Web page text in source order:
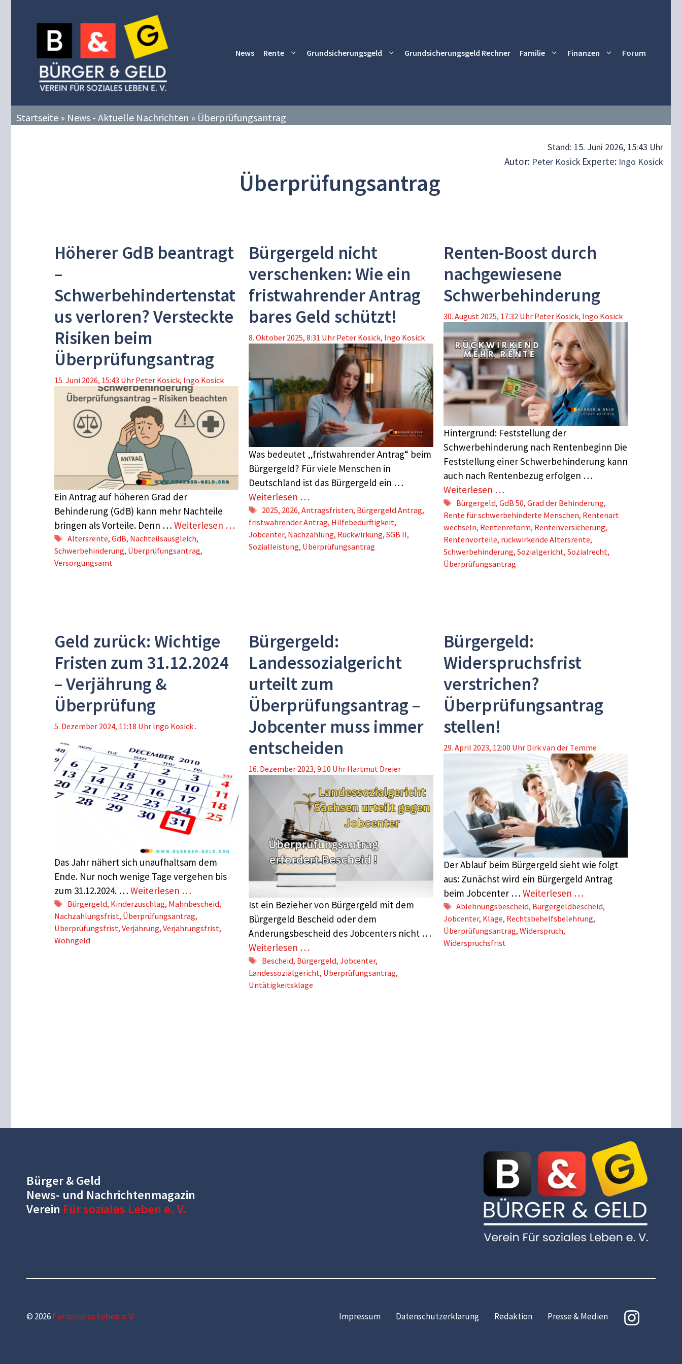
News Rente Grundsicherungsgeld Grundsicherungsgeld Rechner Familie Finanzen Forum
Startseite » News - Aktuelle Nachrichten » Überprüfungsantrag
Stand: 15. Juni 2026, 15:43 Uhr
Autor: Peter Kosick Experte: Ingo Kosick
Überprüfungsantrag
Höherer GdB beantragt
–
Schwerbehindertenstat
us verloren? Versteckte
Risiken beim
Überprüfungsantrag
15. Juni 2026, 15:43 Uhr Peter Kosick, Ingo Kosick
Ein Antrag auf höheren Grad der
Behinderung (GdB) kann mehr Nachteile
bringen als Vorteile. Denn … Weiterlesen …
Schlagwörter
Altersrente, GdB, Nachteilsausgleich,
Schwerbehinderung, Überprüfungsantrag,
Versorgungsamt
Bürgergeld nicht
verschenken: Wie ein
fristwahrender Antrag
bares Geld schützt!
8. Oktober 2025, 8:31 Uhr Peter Kosick, Ingo Kosick
Was bedeutet „fristwahrender Antrag“ beim
Bürgergeld? Für viele Menschen in
Deutschland ist das Bürgergeld ein …
Weiterlesen …
Schlagwörter
2025, 2026,Antragsfristen, Bürgergeld Antrag,
fristwahrender Antrag, Hilfebedürftigkeit,
Jobcenter, Nachzahlung, Rückwirkung,SGB II,
Sozialleistung, Überprüfungsantrag
Renten-Boost durch
nachgewiesene
Schwerbehinderung
30. August 2025, 17:32 Uhr Peter Kosick, Ingo Kosick
Hintergrund: Feststellung der
Schwerbehinderung nach Rentenbeginn Die
Feststellung einer Schwerbehinderung kann
auch nach Rentenbezug erfolgen …
Weiterlesen …
Schlagwörter
Bürgergeld,GdB 50,Grad der Behinderung,
Rente für schwerbehinderte Menschen, Rentenart
wechseln, Rentenreform, Rentenversicherung,
Rentenvorteile, rückwirkende Altersrente,
Schwerbehinderung, Sozialgericht, Sozialrecht,
Überprüfungsantrag
Geld zurück: Wichtige
Fristen zum 31.12.2024
– Verjährung &
Überprüfung
5. Dezember 2024, 11:18 Uhr Ingo Kosick .
Das Jahr nähert sich unaufhaltsam dem
Ende. Nur noch wenige Tage vergehen bis
zum 31.12.2024. … Weiterlesen …
Schlagwörter
Bürgergeld, Kinderzuschlag, Mahnbescheid,
Nachzahlungsfrist, Überprüfungsantrag,
Überprüfungsfrist, Verjährung, Verjährungsfrist,
Wohngeld
Bürgergeld:
Landessozialgericht
urteilt zum
Überprüfungsantrag –
Jobcenter muss immer
entscheiden
16. Dezember 2023, 9:10 Uhr Hartmut Dreier
Ist ein Bezieher von Bürgergeld mit dem
Bürgergeld Bescheid oder dem
Änderungsbescheid des Jobcenters nicht …
Weiterlesen …
Schlagwörter
Bescheid, Bürgergeld,Jobcenter,
Landessozialgericht, Überprüfungsantrag,
Untätigkeitsklage
Bürgergeld:
Widerspruchsfrist
verstrichen?
Überprüfungsantrag
stellen!
29. April 2023, 12:00 Uhr Dirk van der Temme
Der Ablauf beim Bürgergeld sieht wie folgt
aus: Zunächst wird ein Bürgergeld Antrag
beim Jobcenter … Weiterlesen …
Schlagwörter
Ablehnungsbescheid, Bürgergeldbescheid,
Jobcenter, Klage, Rechtsbehelfsbelehrung,
Überprüfungsantrag, Widerspruch,
Widerspruchsfrist
Bürger & Geld
News- und Nachrichtenmagazin
Verein Für soziales Leben e. V.
© 2026Für soziales Leben e. V. Impressum Datenschutzerklärung Redaktion Presse & Medien